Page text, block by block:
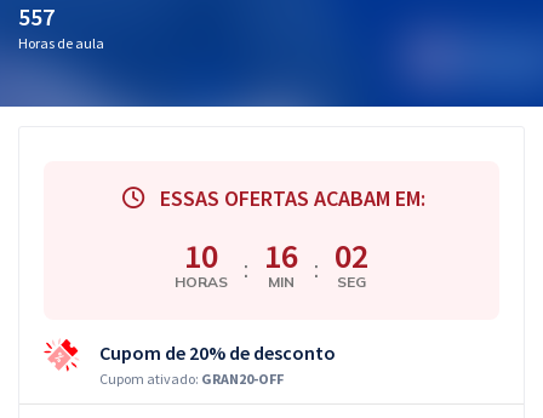
557
Horas de aula
ESSAS OFERTAS ACABAM EM:
10
HORAS : 16
MIN : 02
SEG
Cupom de 20% de desconto
Cupom ativado: GRAN20-OFF